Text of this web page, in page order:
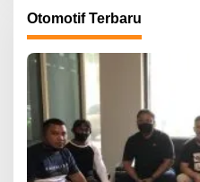
Otomotif Terbaru